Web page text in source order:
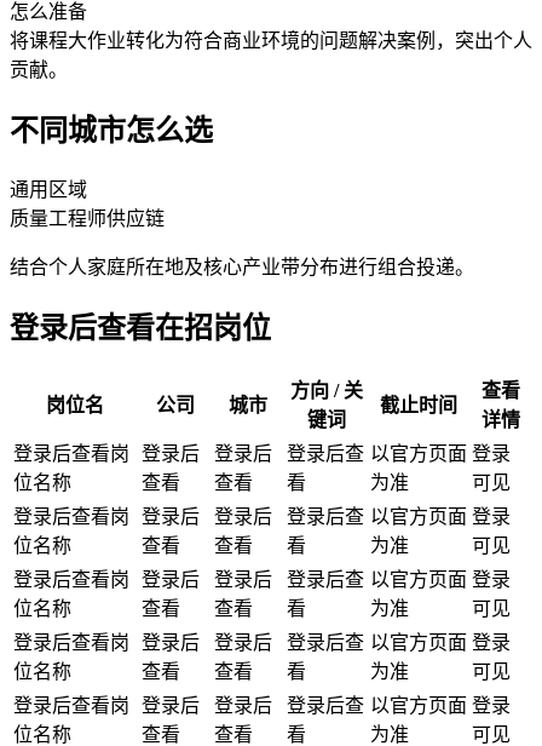
怎么准备
将课程大作业转化为符合商业环境的问题解决案例，突出个人
贡献。
不同城市怎么选
通用区域
质量工程师供应链
结合个人家庭所在地及核心产业带分布进行组合投递。
登录后查看在招岗位
岗位名 公司 城市
方向 / 关
键词
截止时间
查看
详情
登录后查看岗
位名称
登录后
查看
登录后
查看
登录后查
看
以官方页面
为准
登录
可见
登录后查看岗
位名称
登录后
查看
登录后
查看
登录后查
看
以官方页面
为准
登录
可见
登录后查看岗
位名称
登录后
查看
登录后
查看
登录后查
看
以官方页面
为准
登录
可见
登录后查看岗
位名称
登录后
查看
登录后
查看
登录后查
看
以官方页面
为准
登录
可见
登录后查看岗
位名称
登录后
查看
登录后
查看
登录后查
看
以官方页面
为准
登录
可见